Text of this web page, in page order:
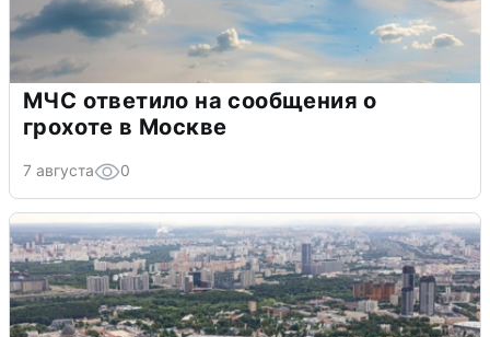
МЧС ответило на сообщения о
грохоте в Москве
7 августа 0